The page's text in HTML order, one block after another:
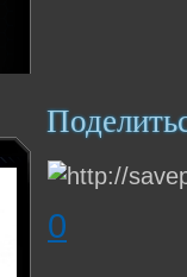
0